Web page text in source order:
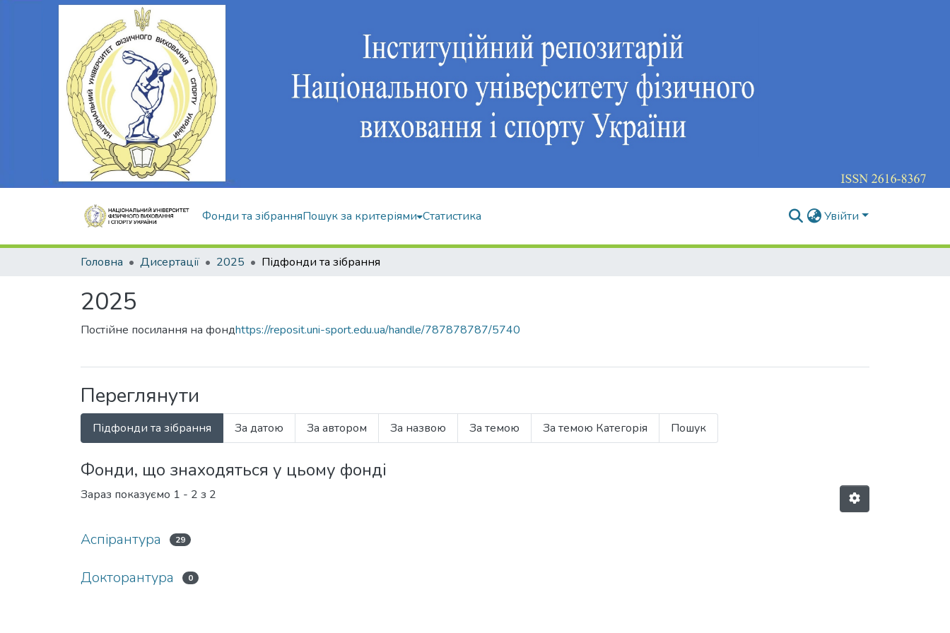
Фонди та зібранняПошук за критеріями Статистика Увійти
Головна Дисертації 2025 Підфонди та зібрання
2025
Постійне посилання на фондhttps://reposit.uni-sport.edu.ua/handle/787878787/5740
Переглянути
Підфонди та зібрання За датою За автором За назвою За темою За темою Категорія Пошук
Фонди, що знаходяться у цьому фонді
Зараз показуємо 1 - 2 з 2
Аспірантура 29
Докторантура 0